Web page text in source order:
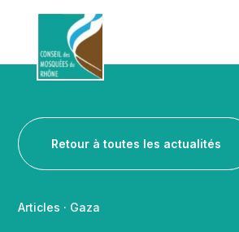
Retour à toutes les actualités
Articles · Gaza